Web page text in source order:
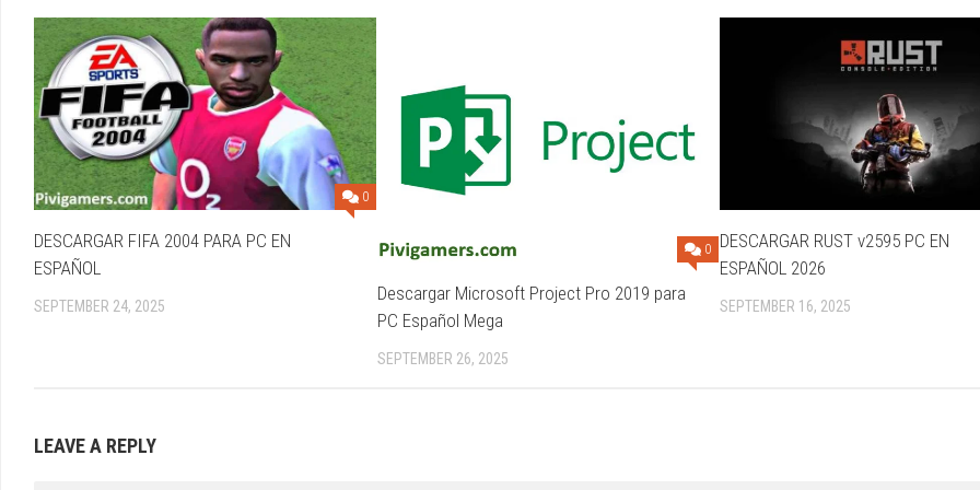
0
DESCARGAR FIFA 2004 PARA PC EN
ESPAÑOL
SEPTEMBER 24, 2025
0
Descargar Microsoft Project Pro 2019 para
PC Español Mega
SEPTEMBER 26, 2025
DESCARGAR RUST v2595 PC EN
ESPAÑOL 2026
SEPTEMBER 16, 2025
LEAVE A REPLY